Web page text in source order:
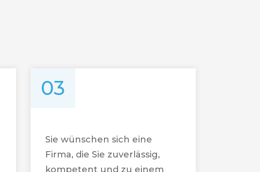
03
Sie wünschen sich eine
Firma, die Sie zuverlässig,
kompetent und zu einem